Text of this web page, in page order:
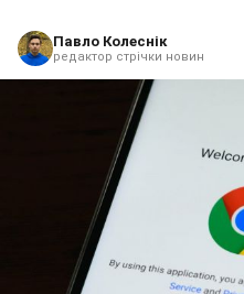
Павло Колеснік
редактор стрічки новин